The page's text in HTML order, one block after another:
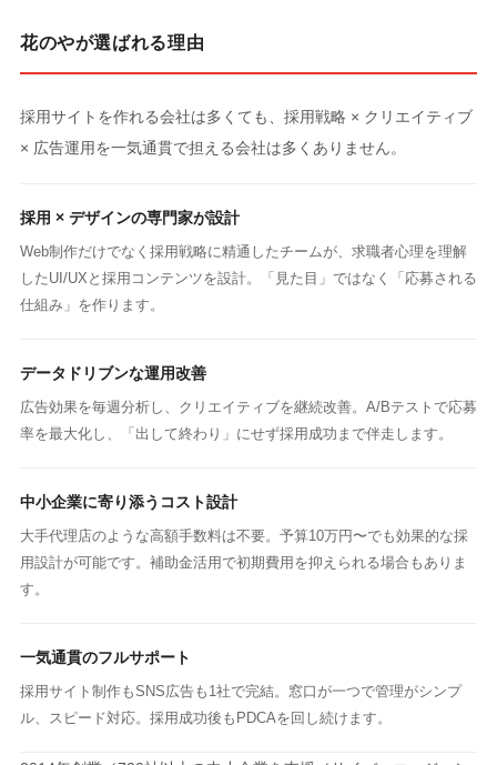
花のやが選ばれる理由
採用サイトを作れる会社は多くても、 採用戦略 × クリエイティブ
× 広告運用を一気通貫で担える会社は多くありません。
採用 × デザインの専門家が設計
Web制作だけでなく採用戦略に精通したチームが、求職者心理を理解
したUI/UXと採用コンテンツを設計。「見た目」ではなく「応募される
仕組み」を作ります。
データドリブンな運用改善
広告効果を毎週分析し、クリエイティブを継続改善。A/Bテストで応募
率を最大化し、「出して終わり」にせず採用成功まで伴走します。
中小企業に寄り添うコスト設計
大手代理店のような高額手数料は不要。予算10万円〜でも効果的な採
用設計が可能です。補助金活用で初期費用を抑えられる場合もありま
す。
一気通貫のフルサポート
採用サイト制作もSNS広告も1社で完結。窓口が一つで管理がシンプ
ル、スピード対応。採用成功後もPDCAを回し続けます。